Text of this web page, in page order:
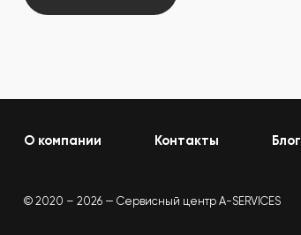
О компании Контакты Блог
© 2020 – 2026 — Сервисный центр A-SERVICES